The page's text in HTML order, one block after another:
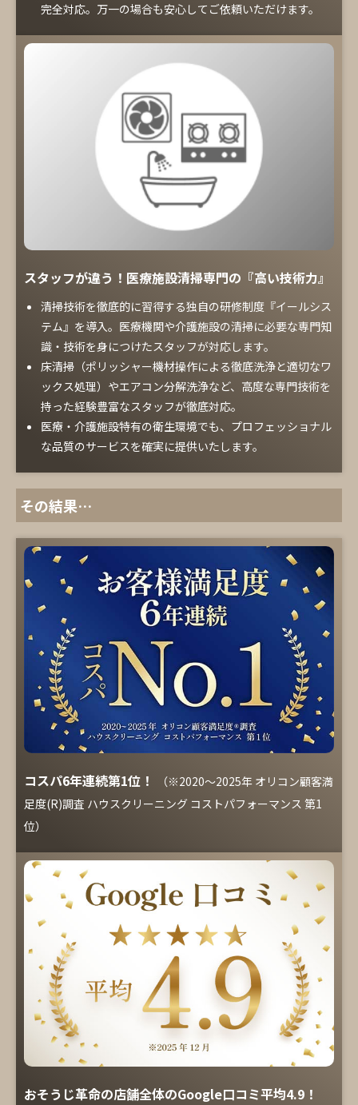
完全対応。万一の場合も安心してご依頼いただけます。
スタッフが違う！医療施設清掃専門の『高い技術力』
清掃技術を徹底的に習得する独自の研修制度『イールシス
テム』を導入。医療機関や介護施設の清掃に必要な専門知
識・技術を身につけたスタッフが対応します。
床清掃（ポリッシャー機材操作による徹底洗浄と適切なワ
ックス処理）やエアコン分解洗浄など、高度な専門技術を
持った経験豊富なスタッフが徹底対応。
医療・介護施設特有の衛生環境でも、プロフェッショナル
な品質のサービスを確実に提供いたします。
その結果…
コスパ6年連続第1位！
（※2020～2025年 オリコン顧客満
足度(R)調査 ハウスクリーニング コストパフォーマンス 第1
位）
おそうじ革命の店舗全体のGoogle口コミ平均4.9！